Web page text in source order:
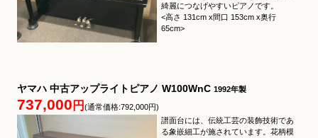
綺麗につなげやすいピアノです。
<高さ 131cm x間口 153cm x奥行
65cm>
ヤマハ 中古アップライトピアノ W100WnC 1992年製
737,000 円 (通常価格:792,000円)
譜面台には、伝統工芸の装飾技術であ
る象嵌細工が施されています。花柄模